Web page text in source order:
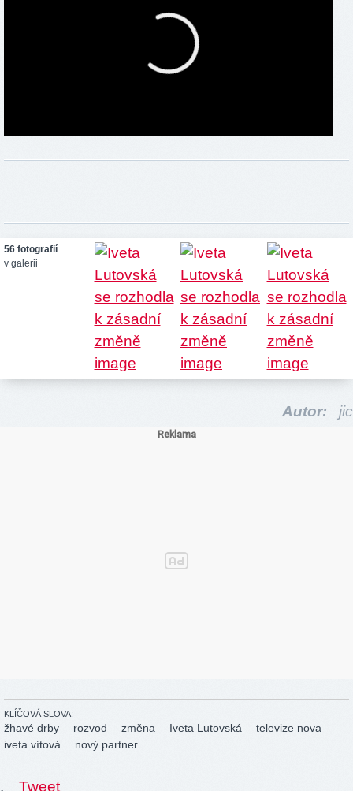
56 fotografií
v galerii
Autor: jic
KLÍČOVÁ SLOVA:
žhavé drby rozvod změna Iveta Lutovská
televize nova
iveta vítová
nový partner
. Tweet